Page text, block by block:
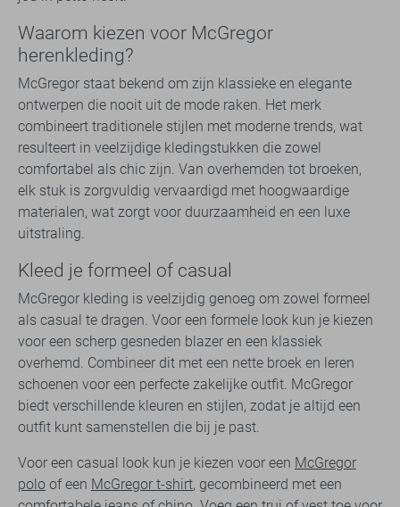
Waarom kiezen voor McGregor
herenkleding?
McGregor staat bekend om zijn klassieke en elegante
ontwerpen die nooit uit de mode raken. Het merk
combineert traditionele stijlen met moderne trends, wat
resulteert in veelzijdige kledingstukken die zowel
comfortabel als chic zijn. Van overhemden tot broeken,
elk stuk is zorgvuldig vervaardigd met hoogwaardige
materialen, wat zorgt voor duurzaamheid en een luxe
uitstraling.
Kleed je formeel of casual
McGregor kleding is veelzijdig genoeg om zowel formeel
als casual te dragen. Voor een formele look kun je kiezen
voor een scherp gesneden blazer en een klassiek
overhemd. Combineer dit met een nette broek en leren
schoenen voor een perfecte zakelijke outfit. McGregor
biedt verschillende kleuren en stijlen, zodat je altijd een
outfit kunt samenstellen die bij je past.
Voor een casual look kun je kiezen voor een McGregor
polo of een McGregor t-shirt, gecombineerd met een